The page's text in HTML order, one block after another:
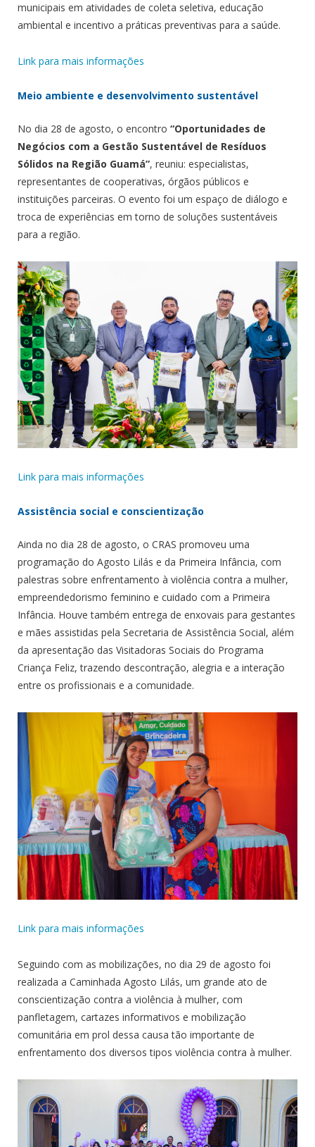
municipais em atividades de coleta seletiva, educação
ambiental e incentivo a práticas preventivas para a saúde.
Link para mais informações
Meio ambiente e desenvolvimento sustentável
No dia 28 de agosto, o encontro “Oportunidades de
Negócios com a Gestão Sustentável de Resíduos
Sólidos na Região Guamá”, reuniu: especialistas,
representantes de cooperativas, órgãos públicos e
instituições parceiras. O evento foi um espaço de diálogo e
troca de experiências em torno de soluções sustentáveis
para a região.
Link para mais informações
Assistência social e conscientização
Ainda no dia 28 de agosto, o CRAS promoveu uma
programação do Agosto Lilás e da Primeira Infância, com
palestras sobre enfrentamento à violência contra a mulher,
empreendedorismo feminino e cuidado com a Primeira
Infância. Houve também entrega de enxovais para gestantes
e mães assistidas pela Secretaria de Assistência Social, além
da apresentação das Visitadoras Sociais do Programa
Criança Feliz, trazendo descontração, alegria e a interação
entre os profissionais e a comunidade.
Link para mais informações
Seguindo com as mobilizações, no dia 29 de agosto foi
realizada a Caminhada Agosto Lilás, um grande ato de
conscientização contra a violência à mulher, com
panfletagem, cartazes informativos e mobilização
comunitária em prol dessa causa tão importante de
enfrentamento dos diversos tipos violência contra à mulher.